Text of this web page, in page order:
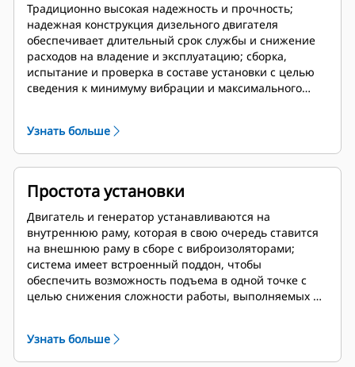
Традиционно высокая надежность и прочность;
надежная конструкция дизельного двигателя
обеспечивает длительный срок службы и снижение
расходов на владение и эксплуатацию; сборка,
испытание и проверка в составе установки с целью
сведения к минимуму вибрации и максимального
до переборки подтвержден работой в составе
различных систем в нефтегазовой отрасли; основные
компоненты двигателя, разработанные для
восстановления и повторного использования при
переборке.
Узнать больше
Простота установки
Двигатель и генератор устанавливаются на
внутреннюю раму, которая в свою очередь ставится
на внешнюю раму в сборе с виброизоляторами;
система имеет встроенный поддон, чтобы
обеспечить возможность подъема в одной точке с
целью снижения сложности работы, выполняемых на
Узнать больше